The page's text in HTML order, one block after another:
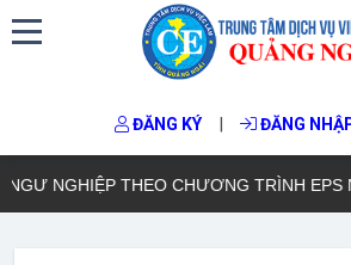
ĐĂNG KÝ | ĐĂNG
NGHIỆP THEO CHƯƠNG TRÌNH EPS